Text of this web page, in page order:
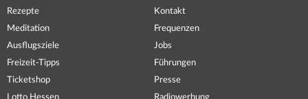
Rezepte
Meditation
Ausflugsziele
Freizeit-Tipps
Ticketshop
Lotto Hessen
Kontakt
Frequenzen
Jobs
Führungen
Presse
Radiowerbung